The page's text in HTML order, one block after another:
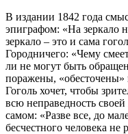
В издании 1842 года
эпиграфом: «На зеркало
зеркало – это и сама
Городничего: «Чему
ли не могут быть
поражены, «обесточены»
Гоголь хочет, чтобы
всю неправедность
самом: «Разве все, до
бесчестного человека не